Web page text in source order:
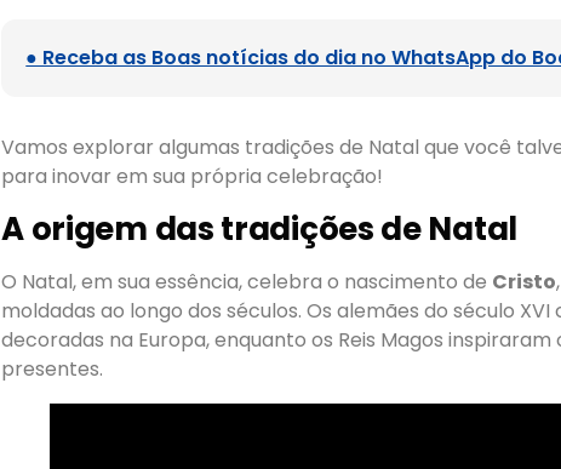
● Receba as Boas notícias do dia no WhatsApp do
Vamos explorar algumas tradições de Natal que você
para inovar em sua própria celebração!
A origem das tradições de Natal
O Natal, em sua essência, celebra o nascimento de Cristo
moldadas ao longo dos séculos. Os alemães do século
decoradas na Europa, enquanto os Reis Magos
presentes.